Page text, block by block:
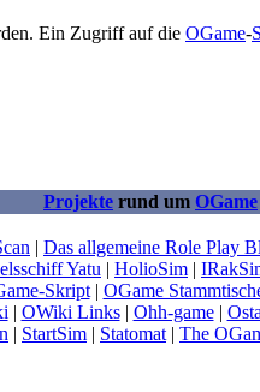
Ein Zugriff auf die OGame-
Projekte rund um OGame
| Das allgemeine Role Play
Yatu | HolioSim |
Skript| OGame
| OWiki Links| Ohh-game|
| StartSim | Statomat | The